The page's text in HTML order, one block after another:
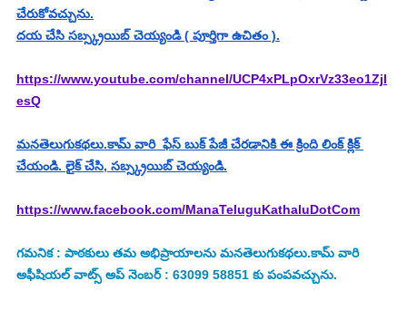
చేరుకోవచ్చును.
దయ చేసి సబ్స్క్రయిబ్ చెయ్యండి ( పూర్తిగా ఉచితం ).
https://www.youtube.com/channel/UCP4xPLpOxrVz33eo1Zjl
esQ
మనతెలుగుకథలు.కామ్ వారి  ఫేస్ బుక్ పేజీ చేరడానికి ఈ క్రింది లింక్ క్లిక్
చేయండి. లైక్ చేసి, సబ్స్క్రయిబ్ చెయ్యండి.
https://www.facebook.com/ManaTeluguKathaluDotCom
గమనిక : పాఠకులు తమ అభిప్రాయాలను మనతెలుగుకథలు.కామ్ వారి
అఫీషియల్ వాట్స్ అప్ నెంబర్ : 63099 58851 కు పంపవచ్చును.